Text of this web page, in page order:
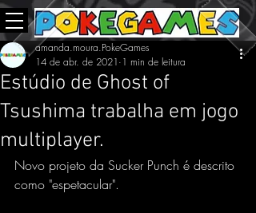
Estúdio de Ghost of
Tsushima trabalha em jogo
multiplayer.
amanda.moura.PokeGames
14 de abr. de 2021 1 min de leitura
Novo projeto da Sucker Punch é descrito
como "espetacular".